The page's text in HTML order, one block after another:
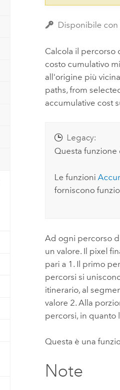
Disponibile con
Calcola il percorso
costo cumulativo
all'origine più
paths, from
accumulative cost
Legacy:
Questa funzione
Le funzioni
forniscono
Ad ogni percorso
un valore. Il pixel
pari a 1. Il primo
percorsi si
itinerario, al
valore 2. Alla
percorsi, in quanto
Questa è una
Note